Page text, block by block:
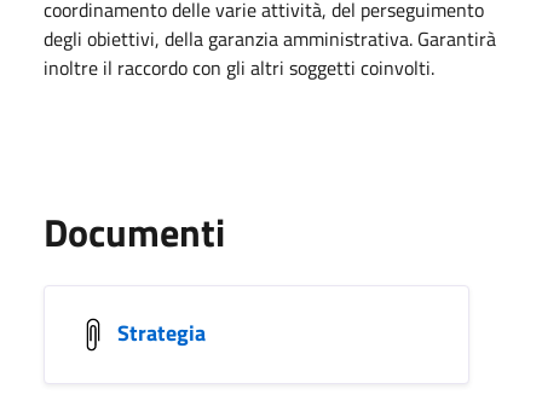
coordinamento delle varie attività, del perseguimento
degli obiettivi, della garanzia amministrativa. Garantirà
inoltre il raccordo con gli altri soggetti coinvolti.
Documenti
Strategia